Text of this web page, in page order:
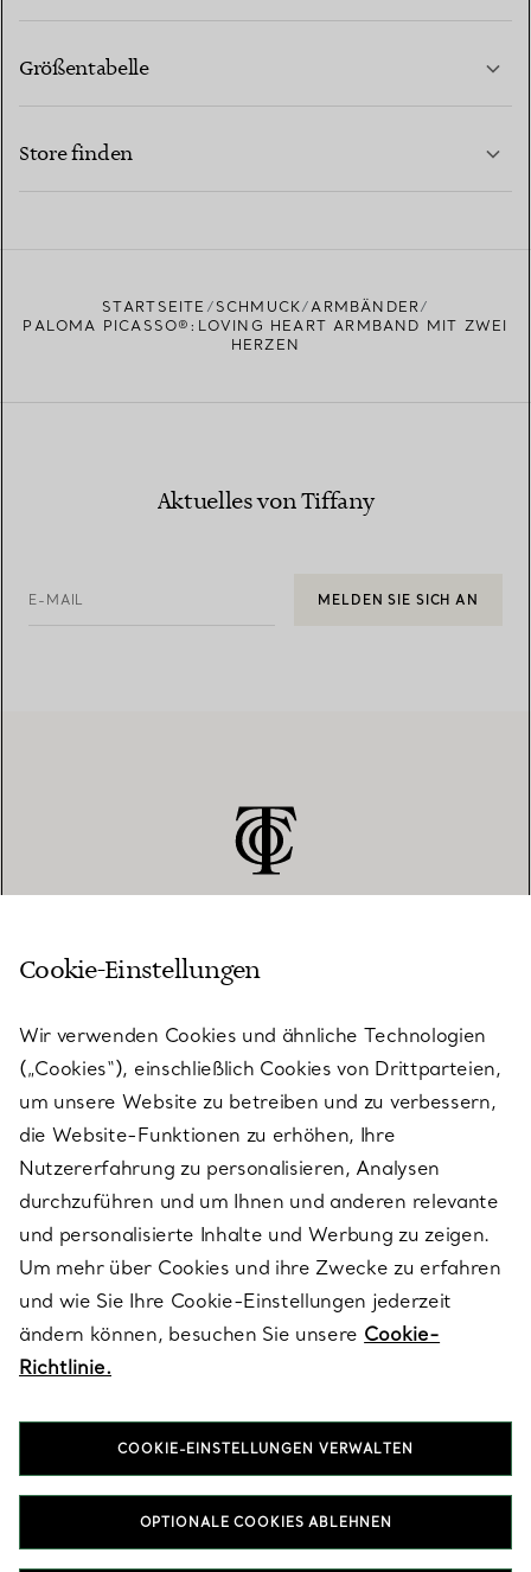
Größentabelle
Store finden
STARTSEITE SCHMUCK
ARMBÄNDER
PALOMA PICASSO®:LOVING HEART ARMBAND MIT ZWEI
HERZEN
Aktuelles von Tiffany
E-MAIL MELDEN SIE SICH AN
KUNDENSERVICE
SERVICES
ÜBER TIFFANY & CO.
RECHTLICHE HINWEISE
FOLGEN SIE UNS
T&Co. 2026
Cookie-Einstellungen
Wir verwenden Cookies und ähnliche Technologien
(„Cookies“), einschließlich Cookies von Drittparteien,
um unsere Website zu betreiben und zu verbessern,
die Website-Funktionen zu erhöhen, Ihre
Nutzererfahrung zu personalisieren, Analysen
durchzuführen und um Ihnen und anderen relevante
und personalisierte Inhalte und Werbung zu zeigen.
Um mehr über Cookies und ihre Zwecke zu erfahren
und wie Sie Ihre Cookie-Einstellungen jederzeit
ändern können, besuchen Sie unsere Cookie-
Richtlinie.
COOKIE-EINSTELLUNGEN VERWALTEN
OPTIONALE COOKIES ABLEHNEN